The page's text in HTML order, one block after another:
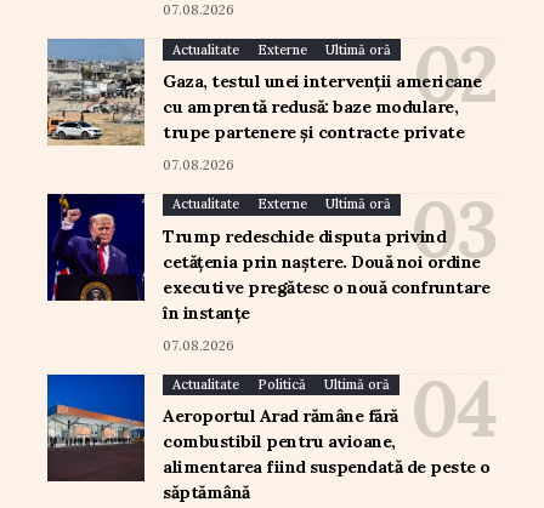
07.08.2026
Actualitate Externe Ultimă oră
Gaza, testul unei intervenții americane
cu amprentă redusă: baze modulare,
trupe partenere și contracte private
07.08.2026
Actualitate Externe Ultimă oră
Trump redeschide disputa privind
cetățenia prin naștere. Două noi ordine
executive pregătesc o nouă confruntare
în instanțe
07.08.2026
Actualitate Politică Ultimă oră
Aeroportul Arad rămâne fără
combustibil pentru avioane,
alimentarea fiind suspendată de peste o
săptămână